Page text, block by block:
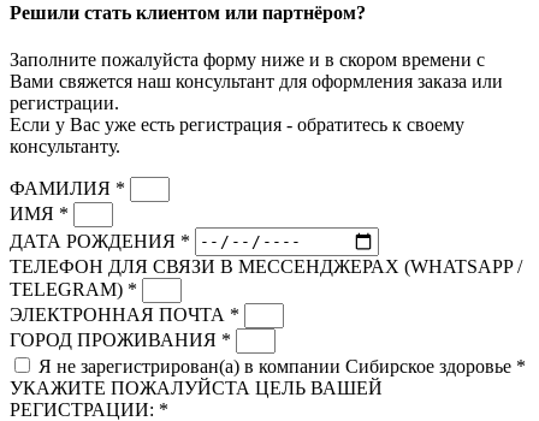
Решили стать клиентом или партнёром?
Заполните пожалуйста форму ниже и в скором времени с
Вами свяжется наш консультант для оформления заказа или
регистрации.
Если у Вас уже есть регистрация - обратитесь к своему
консультанту.
ФАМИЛИЯ *
ИМЯ *
ДАТА РОЖДЕНИЯ *
ТЕЛЕФОН ДЛЯ СВЯЗИ В МЕССЕНДЖЕРАХ (WHATSAPP /
TELEGRAM) *
ЭЛЕКТРОННАЯ ПОЧТА *
ГОРОД ПРОЖИВАНИЯ *
Я не зарегистрирован(а) в компании Сибирское здоровье *
УКАЖИТЕ ПОЖАЛУЙСТА ЦЕЛЬ ВАШЕЙ
РЕГИСТРАЦИИ: *